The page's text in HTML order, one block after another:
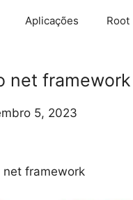
Aplicações Root
net framework
5, 2023
net framework